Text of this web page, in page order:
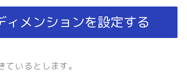
メンションを設定する
いるとします。